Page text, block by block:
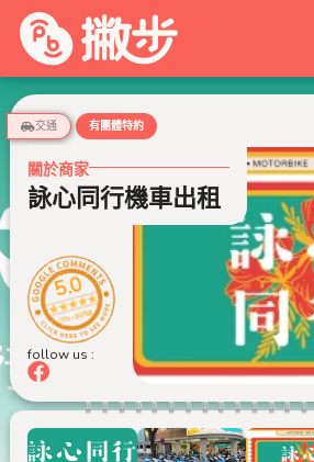
交通 有團體特約
關於商家
詠心同行機車出租
5.0
999+ 則評論
follow us :